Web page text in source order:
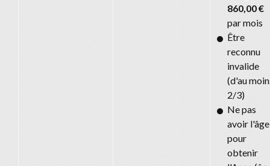
860,00 €
par mois
Être
reconnu
invalide
(d'au
2/3)
Ne pas
avoir l'âge
pour
obtenir